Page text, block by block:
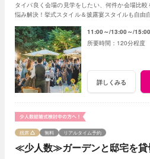
タイパ良く会場の見学をしたい、何件か会場比
悩み解決！挙式スタイル＆披露宴スタイルも自
11:00～ 13:00～
120分程度
詳しくみる
≪少人数≫ガーデンと邸宅を貸
残席 無料 リアルタイム予約